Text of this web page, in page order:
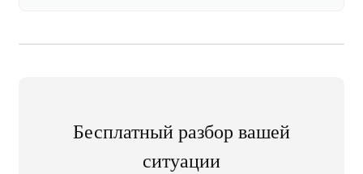
Бесплатный разбор вашей
ситуации